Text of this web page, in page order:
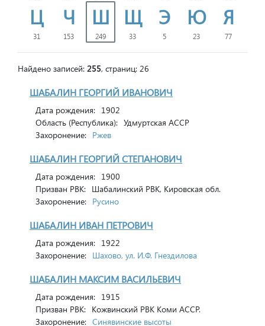
Ц
31
Ч
153
Ш
249
Щ
33
Э
5
Ю
23
Я
77
Найдено записей: 255, страниц: 26
ШАБАЛИН ГЕОРГИЙ ИВАНОВИЧ
Дата рождения: 1902
Область (Республика): Удмуртская АССР
Захоронение: Ржев
ШАБАЛИН ГЕОРГИЙ СТЕПАНОВИЧ
Дата рождения: 1900
Призван РВК: Шабалинский РВК, Кировская обл.
Захоронение: Русино
ШАБАЛИН ИВАН ПЕТРОВИЧ
Дата рождения: 1922
Захоронение: Шахово, ул. И.Ф. Гнездилова
ШАБАЛИН МАКСИМ ВАСИЛЬЕВИЧ
Дата рождения: 1915
Призван РВК: Кожвинский РВК Коми АССР.
Захоронение: Синявинские высоты